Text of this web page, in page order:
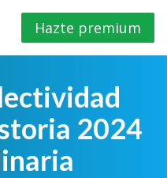
Hazte premium
2024